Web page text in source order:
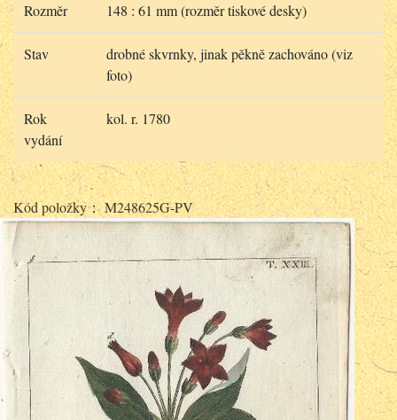
Rozměr 148 : 61 mm (rozměr tiskové desky)
Stav
drobné skvrnky, jinak pěkně zachováno (viz
foto)
Rok
vydání
kol. r. 1780
Kód položky： M248625G-PV